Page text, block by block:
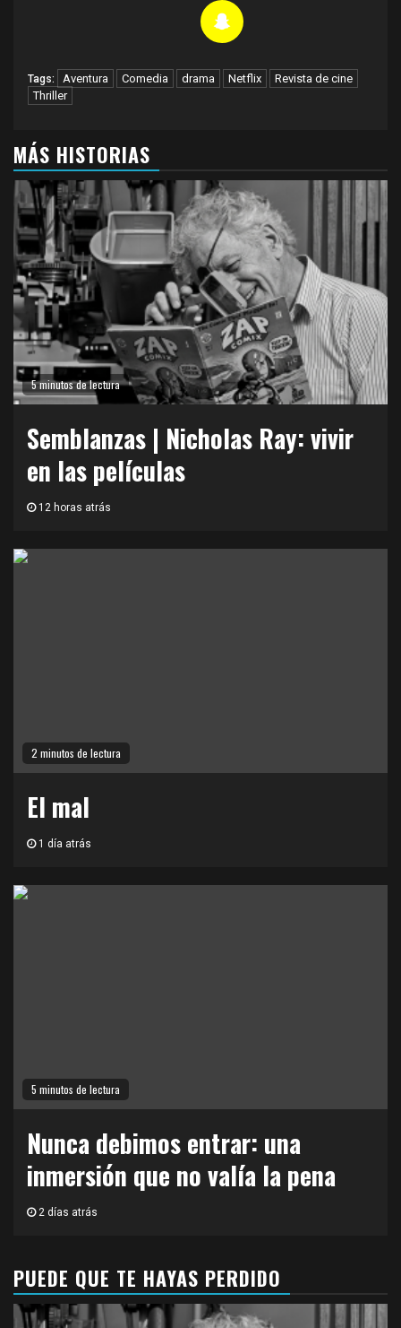
Tags: Aventura Comedia drama Netflix
Revista de cine
Thriller
MÁS HISTORIAS
5 minutos de lectura
Semblanzas | Nicholas Ray: vivir
en las películas
12 horas atrás
2 minutos de lectura
El mal
1 día atrás
5 minutos de lectura
Nunca debimos entrar: una
inmersión que no valía la pena
2 días atrás
PUEDE QUE TE HAYAS PERDIDO